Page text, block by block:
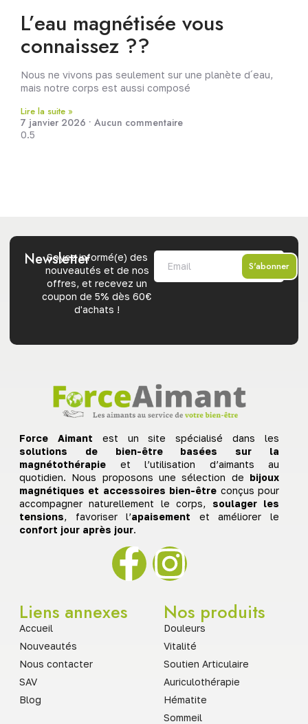
L’eau magnétisée vous
connaissez ??
Nous ne vivons pas seulement sur une planète d´eau,
mais notre corps est aussi composé
Lire la suite »
7 janvier 2026 Aucun commentaire
Newsletter
Soyez informé(e) des
nouveautés et de nos
offres, et recevez un
coupon de 5% dès 60€
d'achats !
S'abonner
Force Aimant est un site spécialisé dans les
solutions de bien-être basées sur la
magnétothérapie et l’utilisation d’aimants au
quotidien. Nous proposons une sélection de bijoux
magnétiques et accessoires bien-être conçus pour
accompagner naturellement le corps, soulager les
tensions, favoriser l’apaisement et améliorer le
confort jour après jour.
Liens annexes
Accueil
Nouveautés
Nous contacter
SAV
Blog
Nos produits
Douleurs
Vitalité
Soutien Articulaire
Auriculothérapie
Hématite
Sommeil